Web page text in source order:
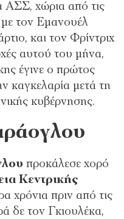
ΑΣΣ, χώρια από τις
τον Εμανουέλ
και τον Φρίντριχ
αυτού του μήνα,
έγινε ο πρώτος
καγκελαρία μετά τη
κυβέρνησης.
προκάλεσε χορό
Κεντρικής
χρόνια πριν από τις
δε τον Γκιουλέκα,